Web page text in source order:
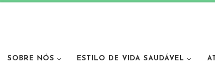
SOBRE NÓS ESTILO DE VIDA SAUDÁVEL